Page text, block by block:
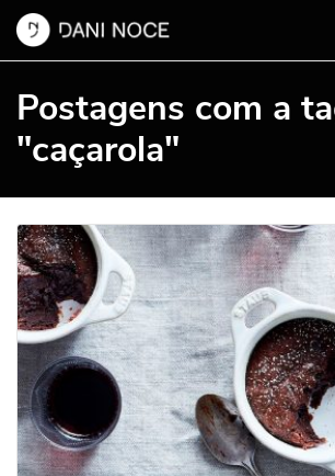
Postagens com a
"caçarola"